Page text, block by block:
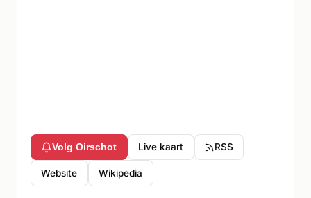
Volg Oirschot Live kaart RSS
Website Wikipedia